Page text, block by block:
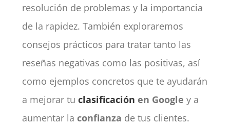
resolución de problemas y la importancia
de la rapidez. También exploraremos
consejos prácticos para tratar tanto las
reseñas negativas como las positivas, así
como ejemplos concretos que te ayudarán
a mejorar tu clasificación en Google y a
aumentar la confianza de tus clientes.